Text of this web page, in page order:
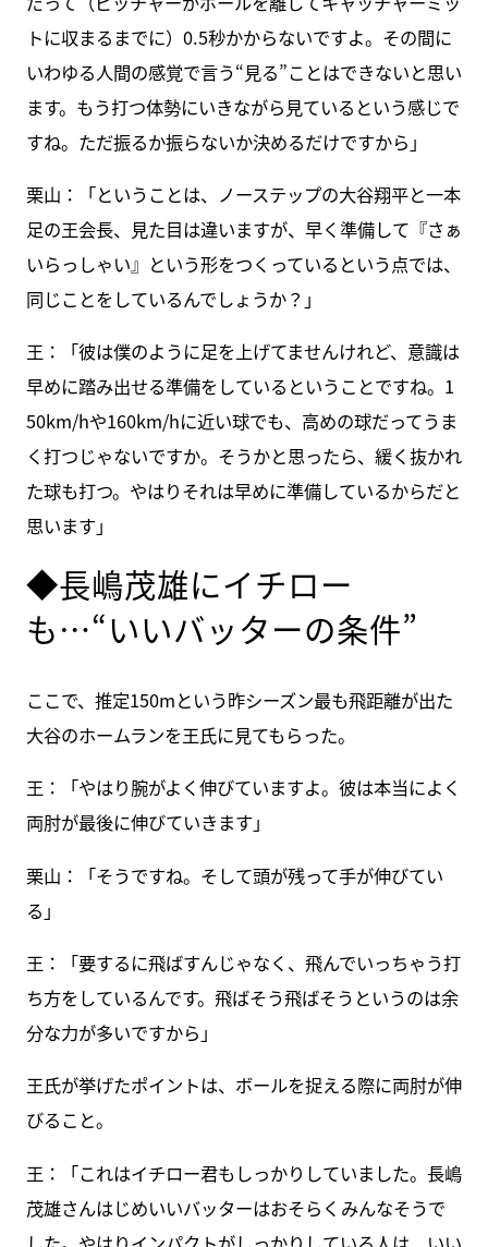
トに収まるまでに）0.5秒かからないですよ。その間に
いわゆる人間の感覚で言う“見る”ことはできないと思い
ます。もう打つ体勢にいきながら見ているという感じで
すね。ただ振るか振らないか決めるだけですから」
栗山：「ということは、ノーステップの大谷翔平と一本
足の王会長、見た目は違いますが、早く準備して『さぁ
いらっしゃい』という形をつくっているという点では、
同じことをしているんでしょうか？」
王：「彼は僕のように足を上げてませんけれど、意識は
早めに踏み出せる準備をしているということですね。1
50km/hや160km/hに近い球でも、高めの球だってうま
く打つじゃないですか。そうかと思ったら、緩く抜かれ
た球も打つ。やはりそれは早めに準備しているからだと
思います」
◆長嶋茂雄にイチロー
も…“いいバッターの条件”
ここで、推定150mという昨シーズン最も飛距離が出た
大谷のホームランを王氏に見てもらった。
王：「やはり腕がよく伸びていますよ。彼は本当によく
両肘が最後に伸びていきます」
栗山：「そうですね。そして頭が残って手が伸びてい
る」
王：「要するに飛ばすんじゃなく、飛んでいっちゃう打
ち方をしているんです。飛ばそう飛ばそうというのは余
分な力が多いですから」
王氏が挙げたポイントは、ボールを捉える際に両肘が伸
びること。
王：「これはイチロー君もしっかりしていました。長嶋
茂雄さんはじめいいバッターはおそらくみんなそうで